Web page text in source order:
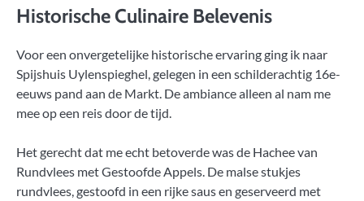
Historische Culinaire Belevenis
Voor een onvergetelijke historische ervaring ging ik naar
Spijshuis Uylenspieghel, gelegen in een schilderachtig 16e-
eeuws pand aan de Markt. De ambiance alleen al nam me
mee op een reis door de tijd.
Het gerecht dat me echt betoverde was de Hachee van
Rundvlees met Gestoofde Appels. De malse stukjes
rundvlees, gestoofd in een rijke saus en geserveerd met